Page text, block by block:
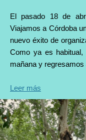
El pasado 18 de
Viajamos a Córdoba
nuevo éxito de
Como ya es
mañana y
Leer más